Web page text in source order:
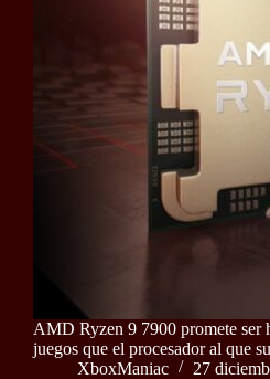
AMD Ryzen 9 7900 promete ser
juegos que el procesador al que
XboxManiac
27